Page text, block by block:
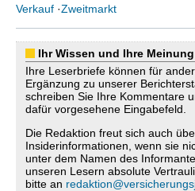
Verkauf ·Zweitmarkt
Ihr Wissen und Ihre
Ihre Leserbriefe können für
Ergänzung zu unserer
schreiben Sie Ihre Kommentare
dafür vorgesehene Eingabefeld.
Die Redaktion freut sich auch
Insiderinformationen, wenn sie
unter dem Namen des
unseren Lesern absolute
bitte an